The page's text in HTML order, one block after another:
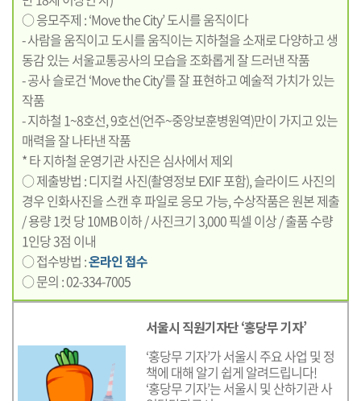
○ 응모주제 : ‘Move the City’ 도시를 움직이다
- 사람을 움직이고 도시를 움직이는 지하철을 소재로 다양하고 생
동감 있는 서울교통공사의 모습을 조화롭게 잘 드러낸 작품
- 공사 슬로건 ‘Move the City’를 잘 표현하고 예술적 가치가 있는
작품
- 지하철 1~8호선, 9호선(언주~중앙보훈병원역)만이 가지고 있는
매력을 잘 나타낸 작품
* 타 지하철 운영기관 사진은 심사에서 제외
○ 제출방법 : 디지컬 사진(촬영정보 EXIF 포함), 슬라이드 사진의
경우 인화사진을 스캔 후 파일로 응모 가능, 수상작품은 원본 제출
/ 용량 1컷 당 10MB 이하 / 사진크기 3,000 픽셀 이상 / 출품 수량
1인당 3점 이내
○ 접수방법 :온라인 접수
○ 문의 : 02-334-7005
서울시 직원기자단 ‘홍당무 기자’
‘홍당무 기자’가 서울시 주요 사업 및 정
책에 대해 알기 쉽게 알려드립니다!
‘홍당무 기자’는 서울시 및 산하기관 사